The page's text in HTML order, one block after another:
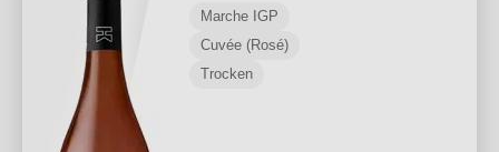
Marche IGP
Cuvée (Rosé)
Trocken